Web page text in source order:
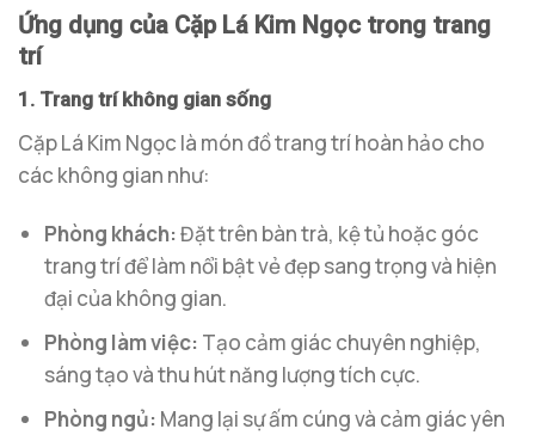
Ứng dụng của Cặp Lá Kim Ngọc trong trang
trí
1. Trang trí không gian sống
Cặp Lá Kim Ngọc là món đồ trang trí hoàn hảo cho
các không gian như:
Phòng khách:Đặt trên bàn trà, kệ tủ hoặc góc
trang trí để làm nổi bật vẻ đẹp sang trọng và hiện
đại của không gian.
Phòng làm việc: Tạo cảm giác chuyên nghiệp,
sáng tạo và thu hút năng lượng tích cực.
Phòng ngủ: Mang lại sự ấm cúng và cảm giác yên